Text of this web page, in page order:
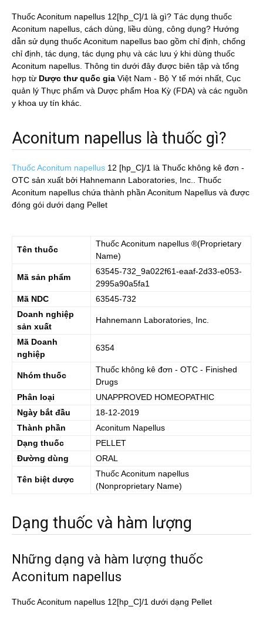
Thuốc Aconitum napellus 12[hp_C]/1 là gì? Tác dụng thuốc
Aconitum napellus, cách dùng, liều dùng, công dụng? Hướng
dẫn sử dụng thuốc Aconitum napellus bao gồm chỉ định, chống
chỉ định, tác dụng, tác dụng phụ và các lưu ý khi dùng thuốc
Aconitum napellus. Thông tin dưới đây được biên tập và tổng
hợp từ Dược thư quốc gia Việt Nam - Bộ Y tế mới nhất, Cục
quản lý Thực phẩm và Dược phẩm Hoa Kỳ (FDA) và các nguồn
y khoa uy tín khác.
Aconitum napellus là thuốc gì?
Thuốc Aconitum napellus 12 [hp_C]/1 là Thuốc không kê đơn -
OTC sản xuất bởi Hahnemann Laboratories, Inc.. Thuốc
Aconitum napellus chứa thành phần Aconitum Napellus và được
đóng gói dưới dạng Pellet
Tên thuốc
ThuốcAconitum napellus ®(Proprietary
Name)
Mã sản phẩm
63545-732_9a022f61-eaaf-2d33-e053-
2995a90a5fa1
Mã NDC
63545-732
Doanh nghiệp
sản xuất
Hahnemann Laboratories, Inc.
Mã Doanh
nghiệp
6354
Nhóm thuốc
Thuốc không kê đơn - OTC - Finished
Drugs
Phân loại
UNAPPROVED HOMEOPATHIC
Ngày bắt đầu
18-12-2019
Thành phần
Aconitum Napellus
Dạng thuốc
PELLET
Đường dùng
ORAL
Tên biệt dược
ThuốcAconitum napellus
(Nonproprietary Name)
Dạng thuốc và hàm lượng
Những dạng và hàm lượng thuốc
Aconitum napellus
Thuốc Aconitum napellus 12[hp_C]/1 dưới dạng Pellet